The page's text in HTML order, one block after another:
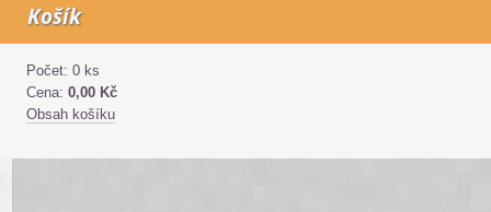
Košík
Počet: 0 ks
Cena: 0,00 Kč
Obsah košíku